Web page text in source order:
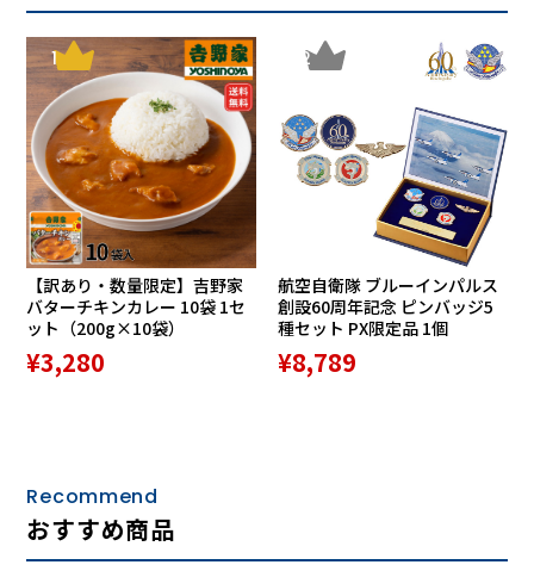
1
【訳あり・数量限定】吉野家
バターチキンカレー 10袋 1セ
ット（200g×10袋）
¥3,280
2
航空自衛隊 ブルーインパルス
創設60周年記念 ピンバッジ5
種セット PX限定品 1個
¥8,789
Recommend
おすすめ商品